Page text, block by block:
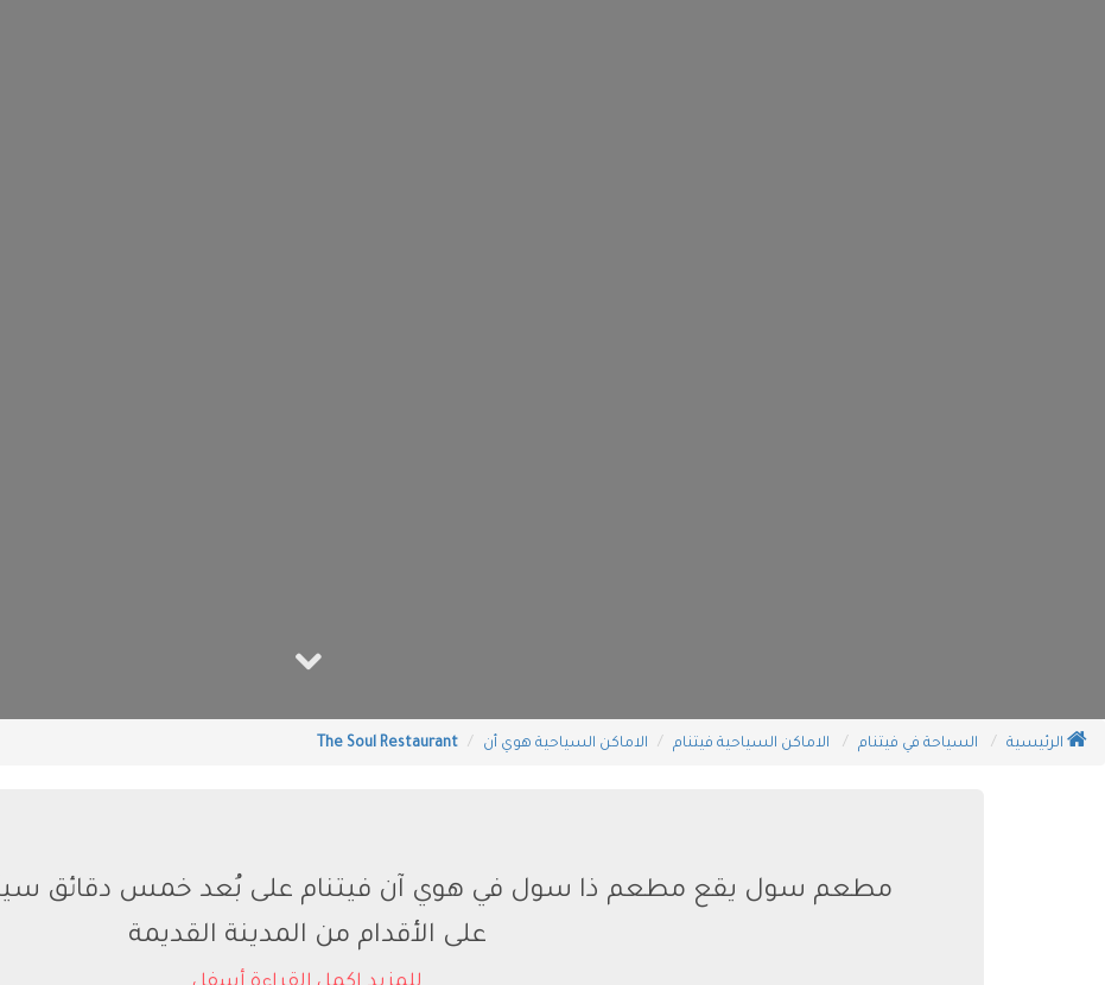
الرئيسية السياحة في فيتنام الاماكن السياحية فيتنام الاماكن السياحية هوي أن The Soul Restaurant‬
على الأقدام من المدينة القديمة